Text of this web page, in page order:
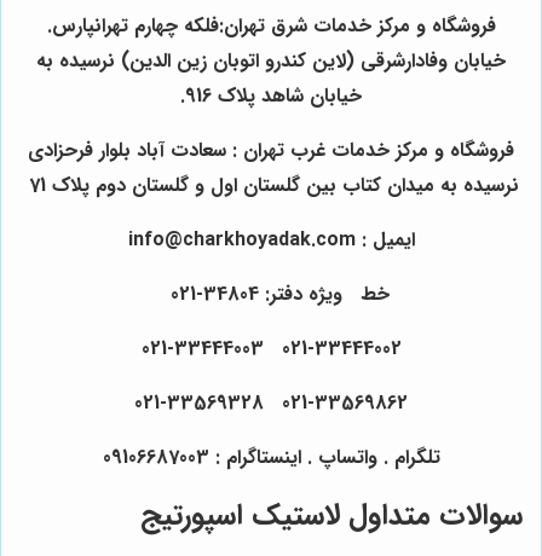
فروشگاه و مرکز خدمات شرق تهران:فلکه چهارم تهرانپارس.
خیابان وفادارشرقی (لاین کندرو اتوبان زین الدین) نرسیده به
خیابان شاهد پلاک 916.
فروشگاه و مرکز خدمات غرب تهران : سعادت آباد بلوار فرحزادی
نرسیده به میدان کتاب بین گلستان اول و گلستان دوم پلاک 71
ایمیل : info@charkhoyadak.com
خط ویژه دفتر: 34804-021
021-33569862 021-33569328
تلگرام . واتساپ . اینستاگرام : 09106687003
سوالات متداول لاستیک اسپورتیج